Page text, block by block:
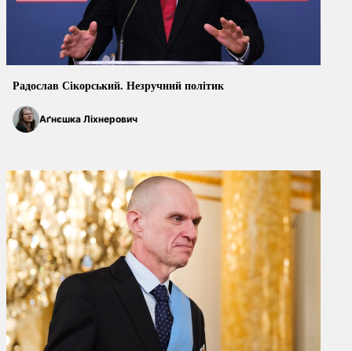
Радослав Сікорський. Незручний політик
Аґнєшка Ліхнерович